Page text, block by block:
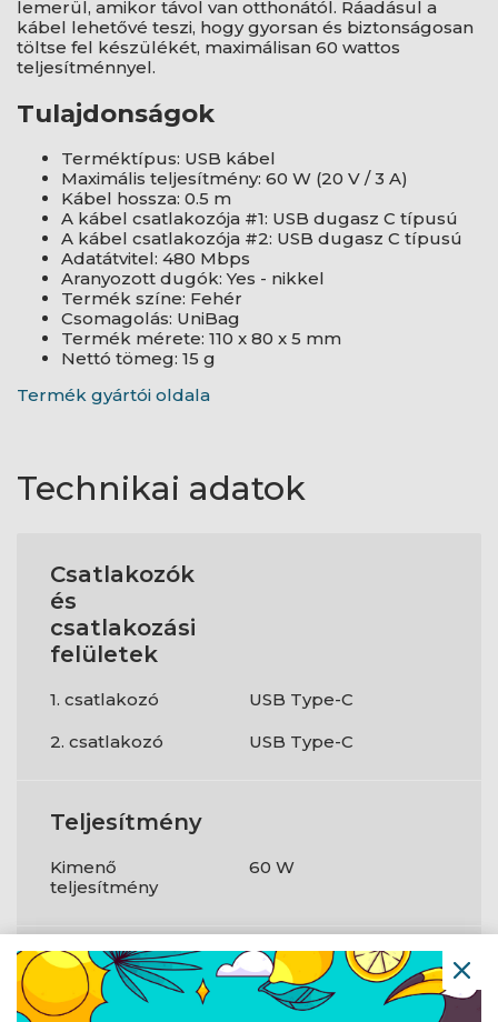
lemerül, amikor távol van otthonától. Ráadásul a
kábel lehetővé teszi, hogy gyorsan és biztonságosan
töltse fel készülékét, maximálisan 60 wattos
teljesítménnyel.
Tulajdonságok
Terméktípus: USB kábel
Maximális teljesítmény: 60 W (20 V / 3 A)
Kábel hossza: 0.5 m
A kábel csatlakozója #1: USB dugasz C típusú
A kábel csatlakozója #2: USB dugasz C típusú
Adatátvitel: 480 Mbps
Aranyozott dugók: Yes - nikkel
Termék színe: Fehér
Csomagolás: UniBag
Termék mérete: 110 x 80 x 5 mm
Nettó tömeg: 15 g
Termék gyártói oldala
Technikai adatok
Csatlakozók
és
csatlakozási
felületek
1. csatlakozó
USB Type-C
2. csatlakozó
USB Type-C
Teljesítmény
Kimenő
teljesítmény
60 W
Kialakítás
Kábelhosszúság 0,5 m